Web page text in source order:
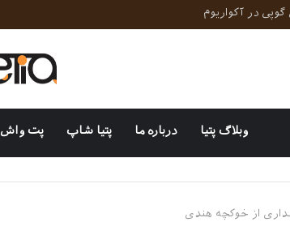
و روانشناسی حیوانات خانگی
وبلاگ پتیا درباره ما پتیا شاپ پت واش
از خوکچه هندی